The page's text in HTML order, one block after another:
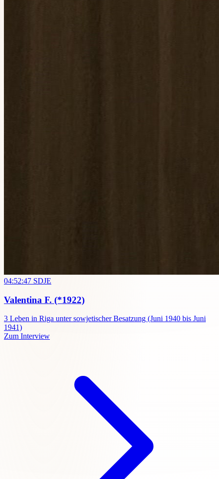
04:52:47 SDJE
Valentina F. (*1922)
3 Leben in Riga unter sowjetischer Besatzung (Juni 1940 bis Juni
1941)
Zum Interview